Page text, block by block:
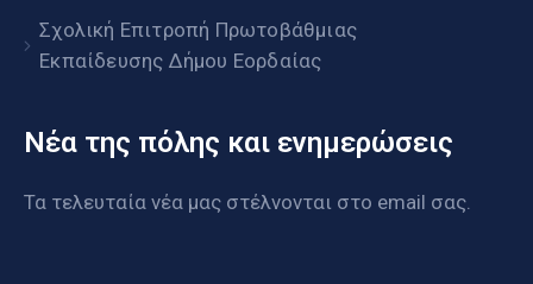
Σχολική Επιτροπή Πρωτοβάθμιας
Εκπαίδευσης Δήμου Εορδαίας
Νέα της πόλης και ενημερώσεις
Τα τελευταία νέα μας στέλνονται στο email σας.